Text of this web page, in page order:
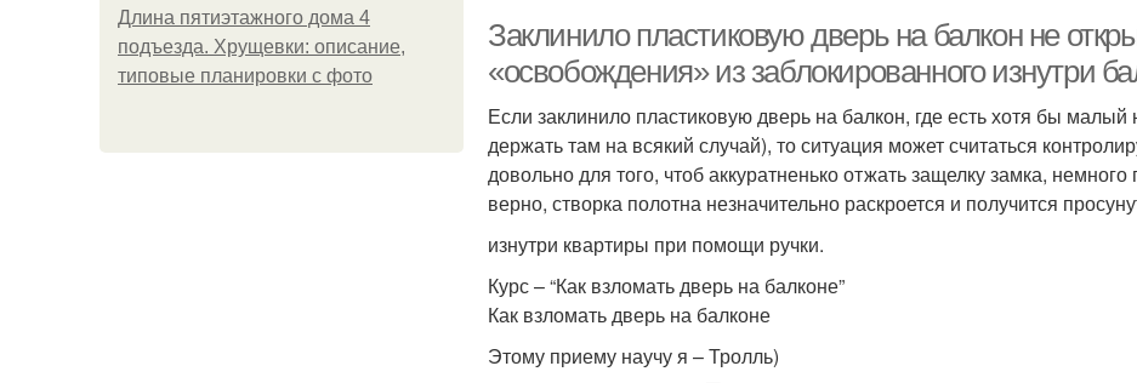
Длина пятиэтажного дома 4
подъезда. Хрущевки: описание,
типовые планировки с фото
Заклинило пластиковую дверь на балкон не
«освобождения» из заблокированного изнутри
Если заклинило пластиковую дверь на балкон, где есть хотя бы
держать там на всякий случай), то ситуация может считаться
довольно для того, чтоб аккуратненько отжать защелку замка,
верно, створка полотна незначительно раскроется и получится
изнутри квартиры при помощи ручки.
Курс – “Как взломать дверь на балконе”
Как взломать дверь на балконе
Этому приему научу я – Тролль)